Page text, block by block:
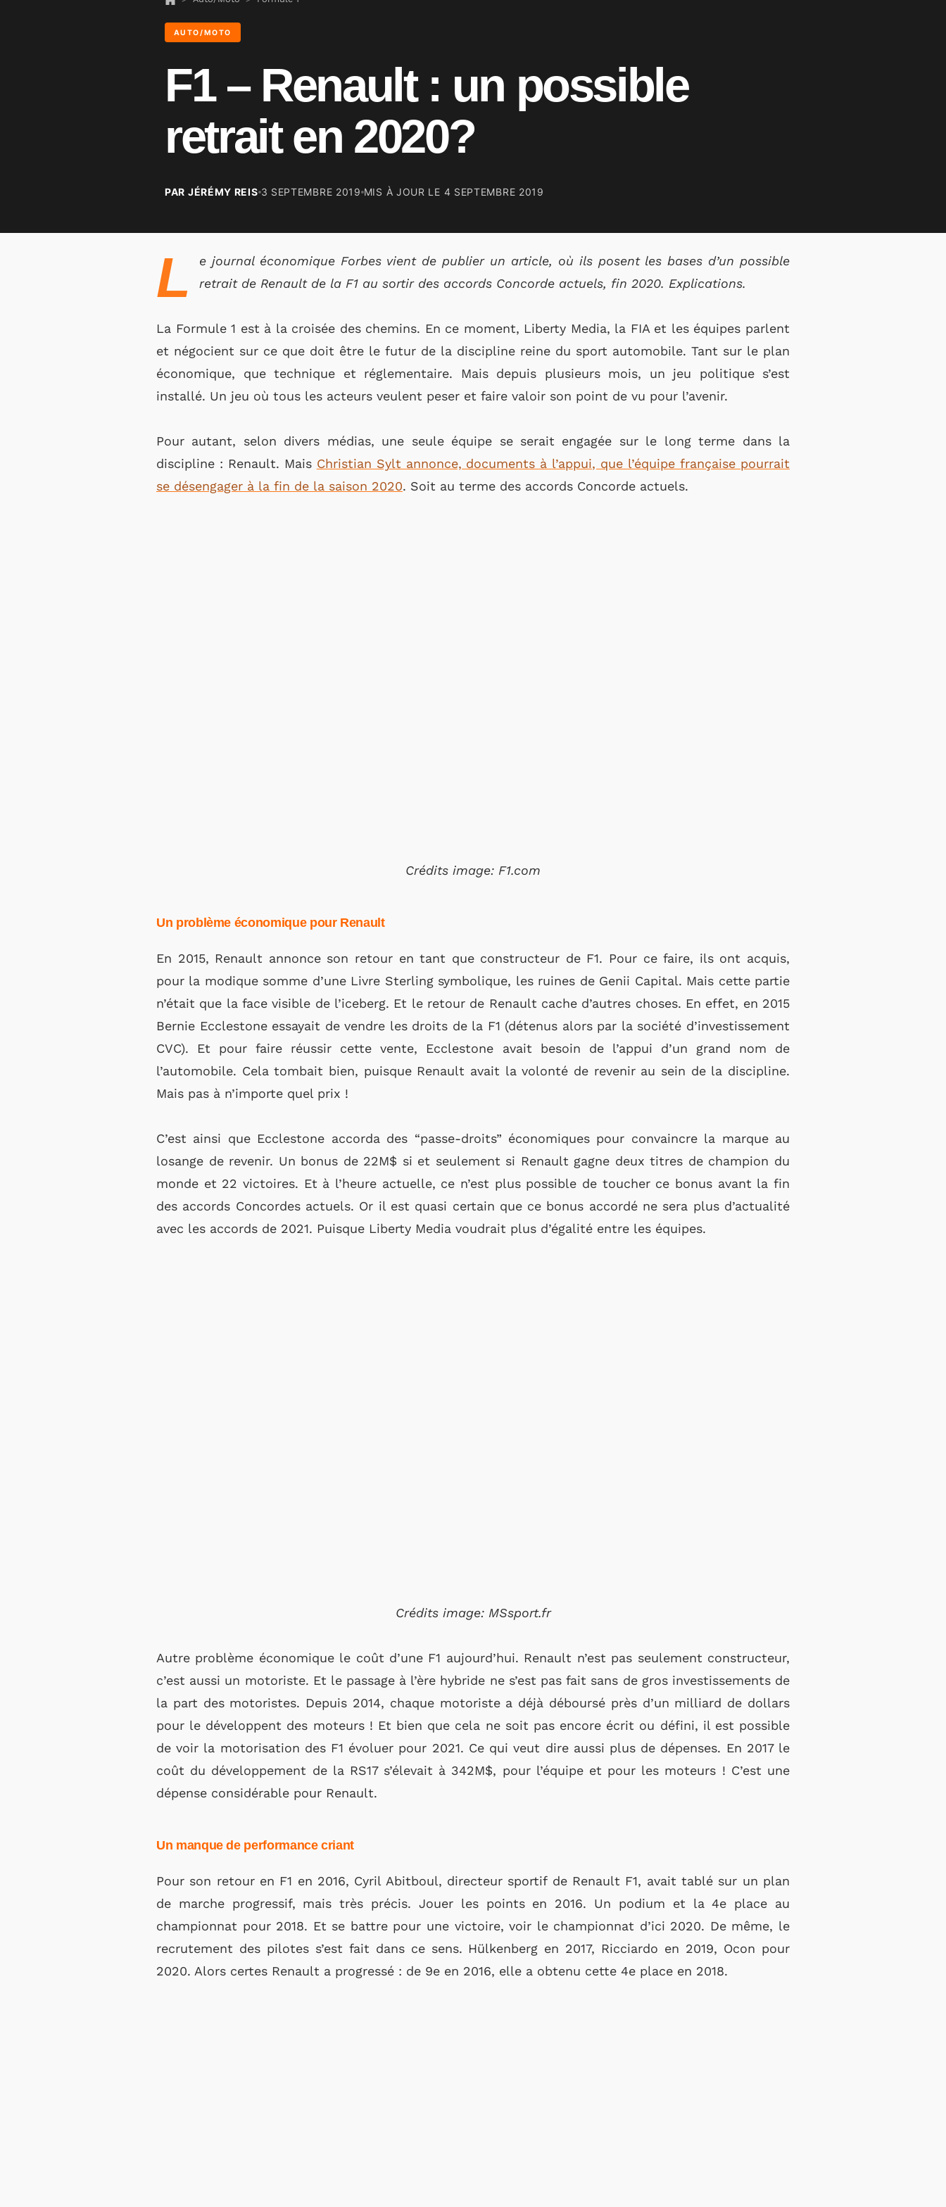
AUTO/MOTO
F1 – Renault : un possible
retrait en 2020?
PAR JÉRÉMY REIS 3 SEPTEMBRE 2019 MIS À JOUR LE 4 SEPTEMBRE 2019
L
e journal économique Forbes vient de publier un article, où ils posent les bases d’un possible
retrait de Renault de la F1 au sortir des accords Concorde actuels, fin 2020. Explications.
La Formule 1 est à la croisée des chemins. En ce moment, Liberty Media, la FIA et les équipes parlent
et négocient sur ce que doit être le futur de la discipline reine du sport automobile. Tant sur le plan
économique, que technique et réglementaire. Mais depuis plusieurs mois, un jeu politique s’est
installé. Un jeu où tous les acteurs veulent peser et faire valoir son point de vu pour l’avenir.
Pour autant, selon divers médias, une seule équipe se serait engagée sur le long terme dans la
discipline : Renault. Mais Christian Sylt annonce, documents à l’appui, que l’équipe française pourrait
se désengager à la fin de la saison 2020. Soit au terme des accords Concorde actuels.
Crédits image: F1.com
Un problème économique pour Renault
En 2015, Renault annonce son retour en tant que constructeur de F1. Pour ce faire, ils ont acquis,
pour la modique somme d’une Livre Sterling symbolique, les ruines de Genii Capital. Mais cette partie
n’était que la face visible de l’iceberg. Et le retour de Renault cache d’autres choses. En effet, en 2015
Bernie Ecclestone essayait de vendre les droits de la F1 (détenus alors par la société d’investissement
CVC). Et pour faire réussir cette vente, Ecclestone avait besoin de l’appui d’un grand nom de
l’automobile. Cela tombait bien, puisque Renault avait la volonté de revenir au sein de la discipline.
Mais pas à n’importe quel prix !
C’est ainsi que Ecclestone accorda des “passe-droits” économiques pour convaincre la marque au
losange de revenir. Un bonus de 22M$ si et seulement si Renault gagne deux titres de champion du
monde et 22 victoires. Et à l’heure actuelle, ce n’est plus possible de toucher ce bonus avant la fin
des accords Concordes actuels. Or il est quasi certain que ce bonus accordé ne sera plus d’actualité
avec les accords de 2021. Puisque Liberty Media voudrait plus d’égalité entre les équipes.
Crédits image: MSsport.fr
Autre problème économique le coût d’une F1 aujourd’hui. Renault n’est pas seulement constructeur,
c’est aussi un motoriste. Et le passage à l’ère hybride ne s’est pas fait sans de gros investissements de
la part des motoristes. Depuis 2014, chaque motoriste a déjà déboursé près d’un milliard de dollars
pour le développent des moteurs ! Et bien que cela ne soit pas encore écrit ou défini, il est possible
de voir la motorisation des F1 évoluer pour 2021. Ce qui veut dire aussi plus de dépenses. En 2017 le
coût du développement de la RS17 s’élevait à 342M$, pour l’équipe et pour les moteurs ! C’est une
dépense considérable pour Renault.
Un manque de performance criant
Pour son retour en F1 en 2016, Cyril Abitboul, directeur sportif de Renault F1, avait tablé sur un plan
de marche progressif, mais très précis. Jouer les points en 2016. Un podium et la 4e place au
championnat pour 2018. Et se battre pour une victoire, voir le championnat d’ici 2020. De même, le
recrutement des pilotes s’est fait dans ce sens. Hülkenberg en 2017, Ricciardo en 2019, Ocon pour
2020. Alors certes Renault a progressé : de 9e en 2016, elle a obtenu cette 4e place en 2018.